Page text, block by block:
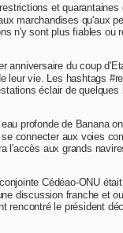
et quarantaines
marchandises qu'aux
n'y sont plus fiables ou
anniversaire du coup
leur vie. Les hashtags
éclair de quelques
profonde de Banana
connecter aux voies
l'accès aux grands
Cédéao-ONU
discussion franche et
rencontré le président